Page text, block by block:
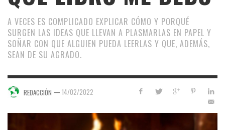
A VECES ES COMPLICADO EXPLICAR CÓMO Y PORQUÉ
SURGEN LAS IDEAS QUE LLEVAN A PLASMARLAS EN PAPEL Y
SOÑAR CON QUE ALGUIEN PUEDA LEERLAS Y QUE, ADEMÁS,
SEAN DE SU AGRADO.
REDACCIÓN — 14/02/2022